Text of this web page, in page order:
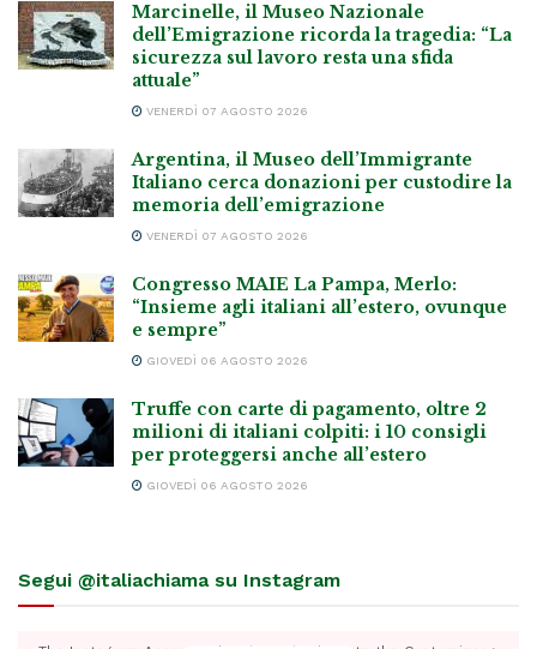
Marcinelle, il Museo Nazionale
dell’Emigrazione ricorda la tragedia: “La
sicurezza sul lavoro resta una sfida
attuale”
VENERDÌ 07 AGOSTO 2026
Argentina, il Museo dell’Immigrante
Italiano cerca donazioni per custodire la
memoria dell’emigrazione
VENERDÌ 07 AGOSTO 2026
Congresso MAIE La Pampa, Merlo:
“Insieme agli italiani all’estero, ovunque
e sempre”
GIOVEDÌ 06 AGOSTO 2026
Truffe con carte di pagamento, oltre 2
milioni di italiani colpiti: i 10 consigli
per proteggersi anche all’estero
GIOVEDÌ 06 AGOSTO 2026
Segui @italiachiama su Instagram